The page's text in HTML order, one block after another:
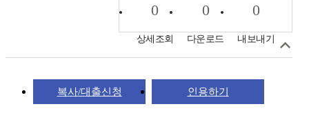
0
상세조회
0
다운로드
0
내보내기
복사/대출신청 인용하기